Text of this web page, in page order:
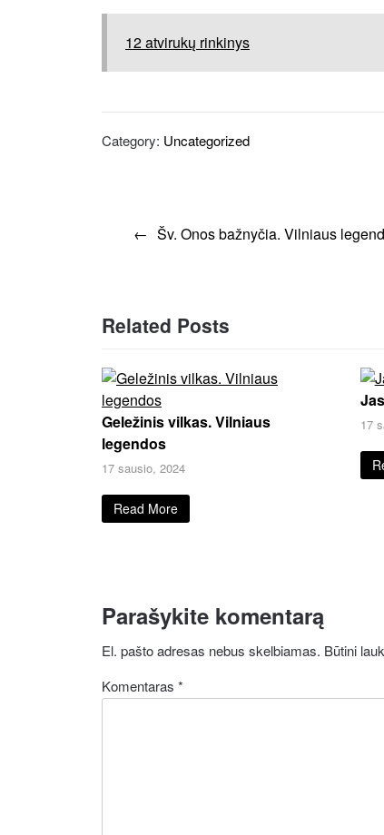
12 atvirukų rinkinys
Category: Uncategorized
Šv. Onos bažnyčia. Vilniaus
Related Posts
Geležinis vilkas. Vilniaus
legendos
17 sausio, 2024
Read More
17
Parašykite komentarą
El. pašto adresas nebus skelbiamas. Būtini
Komentaras *